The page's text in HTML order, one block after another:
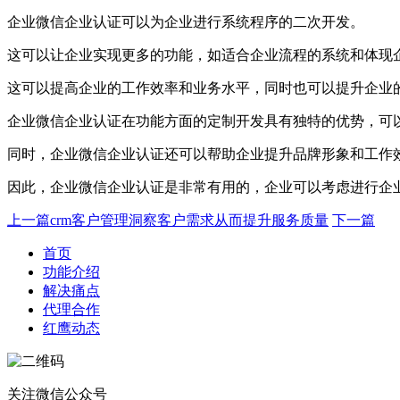
企业微信企业认证可以为企业进行系统程序的二次开发。
这可以让企业实现更多的功能，如适合企业流程的系统和体现
这可以提高企业的工作效率和业务水平，同时也可以提升企业
企业微信企业认证在功能方面的定制开发具有独特的优势，
同时，企业微信企业认证还可以帮助企业提升品牌形象和工作
因此，企业微信企业认证是非常有用的，企业可以考虑进行企
上一篇crm客户管理洞察客户需求从而提升服务质量 下一篇
首页
功能介绍
解决痛点
代理合作
红鹰动态
关注微信公众号